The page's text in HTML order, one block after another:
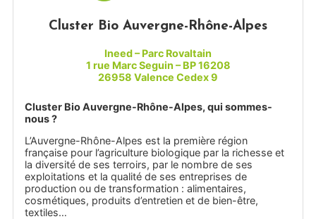
Cluster Bio Auvergne-Rhône-Alpes
Ineed – Parc Rovaltain
1 rue Marc Seguin – BP 16208
26958 Valence Cedex 9
Cluster Bio Auvergne-Rhône-Alpes, qui sommes-
nous ?
L’Auvergne-Rhône-Alpes est la première région
française pour l’agriculture biologique par la richesse et
la diversité de ses terroirs, par le nombre de ses
exploitations et la qualité de ses entreprises de
production ou de transformation : alimentaires,
cosmétiques, produits d’entretien et de bien-être,
textiles…